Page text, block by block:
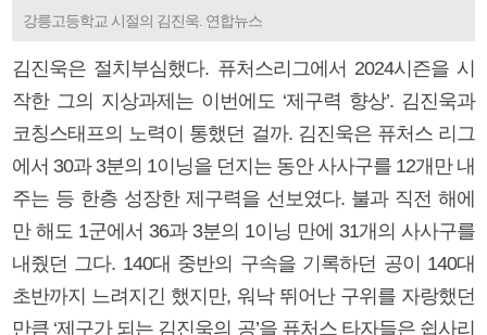
강릉고등학교 시절의 김진욱. 연합뉴스
김진욱은 절치부심했다. 퓨처스리그에서 2024시즌을 시
작한 그의 지상과제는 이번에도 ‘제구력 향상’. 김진욱과
코칭스태프의 노력이 통했던 걸까. 김진욱은 퓨처스 리그
에서 30과 3분의 1이닝을 던지는 동안 사사구를 12개만 내
주는 등 한층 성장한 제구력을 선보였다. 불과 직전 해에
만 해도 1군에서 36과 3분의 1이닝 만에 31개의 사사구를
내줬던 그다. 140대 중반의 구속을 기록하던 공이 140대
초반까지 느려지긴 했지만, 워낙 뛰어난 구위를 자랑했던
만큼 ‘제구가 되는 김진욱의 공’을 퓨처스 타자들은 쉽사리